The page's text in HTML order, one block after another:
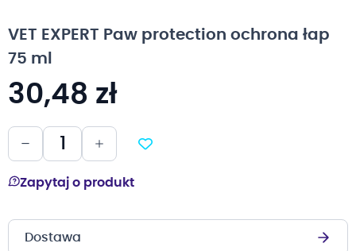
galerii
VET EXPERT Paw protection ochrona łap
75 ml
30,48 zł
Zapytaj o produkt
Dostawa